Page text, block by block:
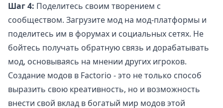
Шаг 4: Поделитесь своим творением с
сообществом. Загрузите мод на мод-платформы и
поделитесь им в форумах и социальных сетях. Не
бойтесь получать обратную связь и дорабатывать
мод, основываясь на мнении других игроков.
Создание модов в Factorio - это не только способ
выразить свою креативность, но и возможность
внести свой вклад в богатый мир модов этой